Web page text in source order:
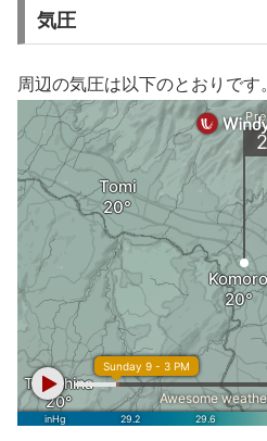
気圧
周辺の気圧は以下のとおりです